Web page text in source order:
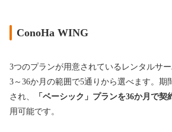
ConoHa WING
3つのプランが用意されているレンタルサ
3～36か月の範囲で5通りから選べます。期
され、
「ベーシック」プランを36か月で契
用可能です。